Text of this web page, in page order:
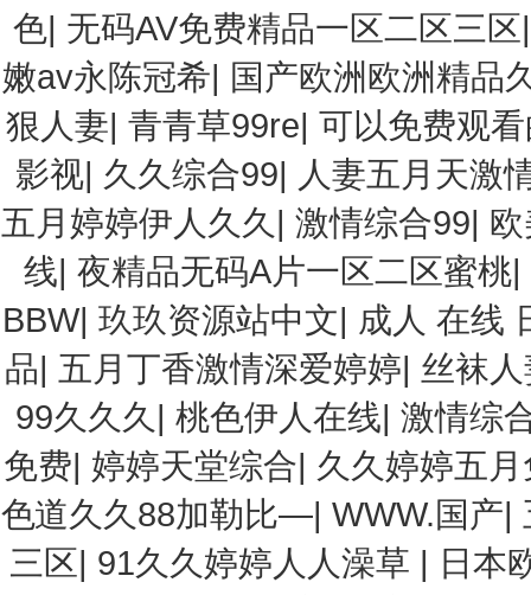
色| 无码AV免费精品一区二区三区
嫩av永陈冠希| 国产欧洲欧洲精品
狠人妻| 青青草99re| 可以免费观
影视| 久久综合99| 人妻五月天激
五月婷婷伊人久久 |激情综合99|
线| 夜精品无码A片一区二区蜜桃|
BBW|玖玖资源站中文| 成人 在线
品| 五月丁香激情深爱婷婷| 丝袜
99久久久 |桃色伊人在线|激情综
免费| 婷婷天堂综合| 久久婷婷五
色道久久88加勒比—|WWW.国产|
三区| 91久久婷婷人人澡草 | 日本